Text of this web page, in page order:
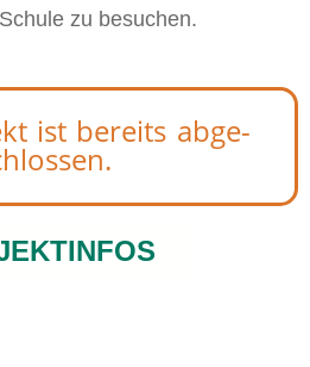
zu besu­chen.
ist bereits abge­